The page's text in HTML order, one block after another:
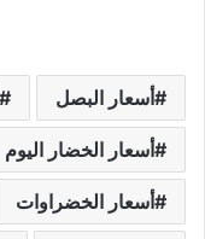
أسعار البصل
أسعار الخضار اليوم
أسعار الخضراوات